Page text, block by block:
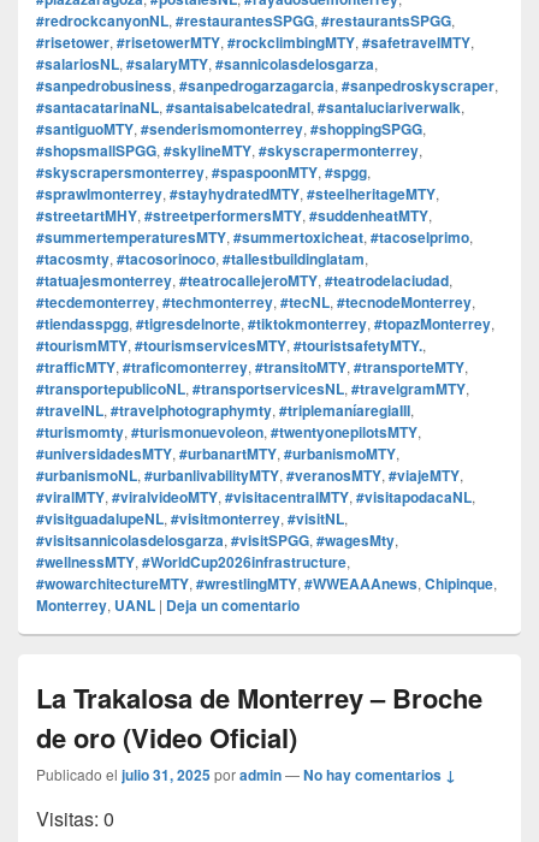
#redrockcanyonNL, #restaurantesSPGG, #restaurantsSPGG,
#risetower, #risetowerMTY, #rockclimbingMTY, #safetravelMTY,
#salariosNL, #salaryMTY, #sannicolasdelosgarza,
#sanpedrobusiness, #sanpedrogarzagarcia, #sanpedroskyscraper,
#santacatarinaNL, #santaisabelcatedral, #santaluciariverwalk,
#santiguoMTY, #senderismomonterrey, #shoppingSPGG,
#shopsmallSPGG, #skylineMTY, #skyscrapermonterrey,
#skyscrapersmonterrey, #spaspoonMTY, #spgg,
#sprawlmonterrey, #stayhydratedMTY, #steelheritageMTY,
#streetartMHY, #streetperformersMTY, #suddenheatMTY,
#summertemperaturesMTY, #summertoxicheat, #tacoselprimo,
#tacosmty, #tacosorinoco, #tallestbuildinglatam,
#tatuajesmonterrey, #teatrocallejeroMTY, #teatrodelaciudad,
#tecdemonterrey, #techmonterrey, #tecNL, #tecnodeMonterrey,
#tiendasspgg, #tigresdelnorte, #tiktokmonterrey, #topazMonterrey,
#tourismMTY, #tourismservicesMTY, #touristsafetyMTY.,
#trafficMTY, #traficomonterrey, #transitoMTY, #transporteMTY,
#transportepublicoNL, #transportservicesNL, #travelgramMTY,
#travelNL, #travelphotographymty, #triplemaníaregiaIII,
#turismomty, #turismonuevoleon, #twentyonepilotsMTY,
#universidadesMTY, #urbanartMTY, #urbanismoMTY,
#urbanismoNL, #urbanlivabilityMTY, #veranosMTY, #viajeMTY,
#viralMTY, #viralvideoMTY, #visitacentralMTY, #visitapodacaNL,
#visitguadalupeNL, #visitmonterrey, #visitNL,
#visitsannicolasdelosgarza, #visitSPGG, #wagesMty,
#wellnessMTY, #WorldCup2026infrastructure,
#wowarchitectureMTY, #wrestlingMTY, #WWEAAAnews, Chipinque,
Monterrey, UANL | Deja un comentario
La Trakalosa de Monterrey – Broche
de oro (Video Oficial)
Publicado el julio 31, 2025poradmin—No hay comentarios ↓
Visitas: 0